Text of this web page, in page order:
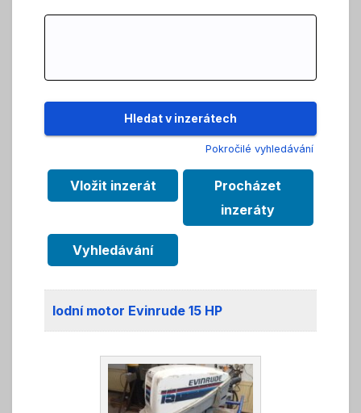
Pokročilé vyhledávání
Vložit inzerát
Procházet
inzeráty
Vyhledávání
lodní motor Evinrude 15 HP